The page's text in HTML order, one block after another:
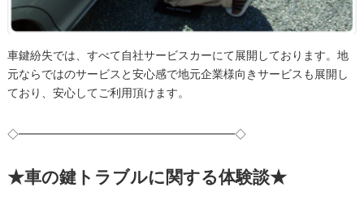
車鍵紛失では、すべて自社サービスカーにて展開しております。地
元ならではのサービスと安心感で地元企業様向きサービスも展開し
ており、安心してご利用頂けます。
◇━━━━━━━━━━━━━━━━━━━◇
★車の鍵トラブルに関する体験談★